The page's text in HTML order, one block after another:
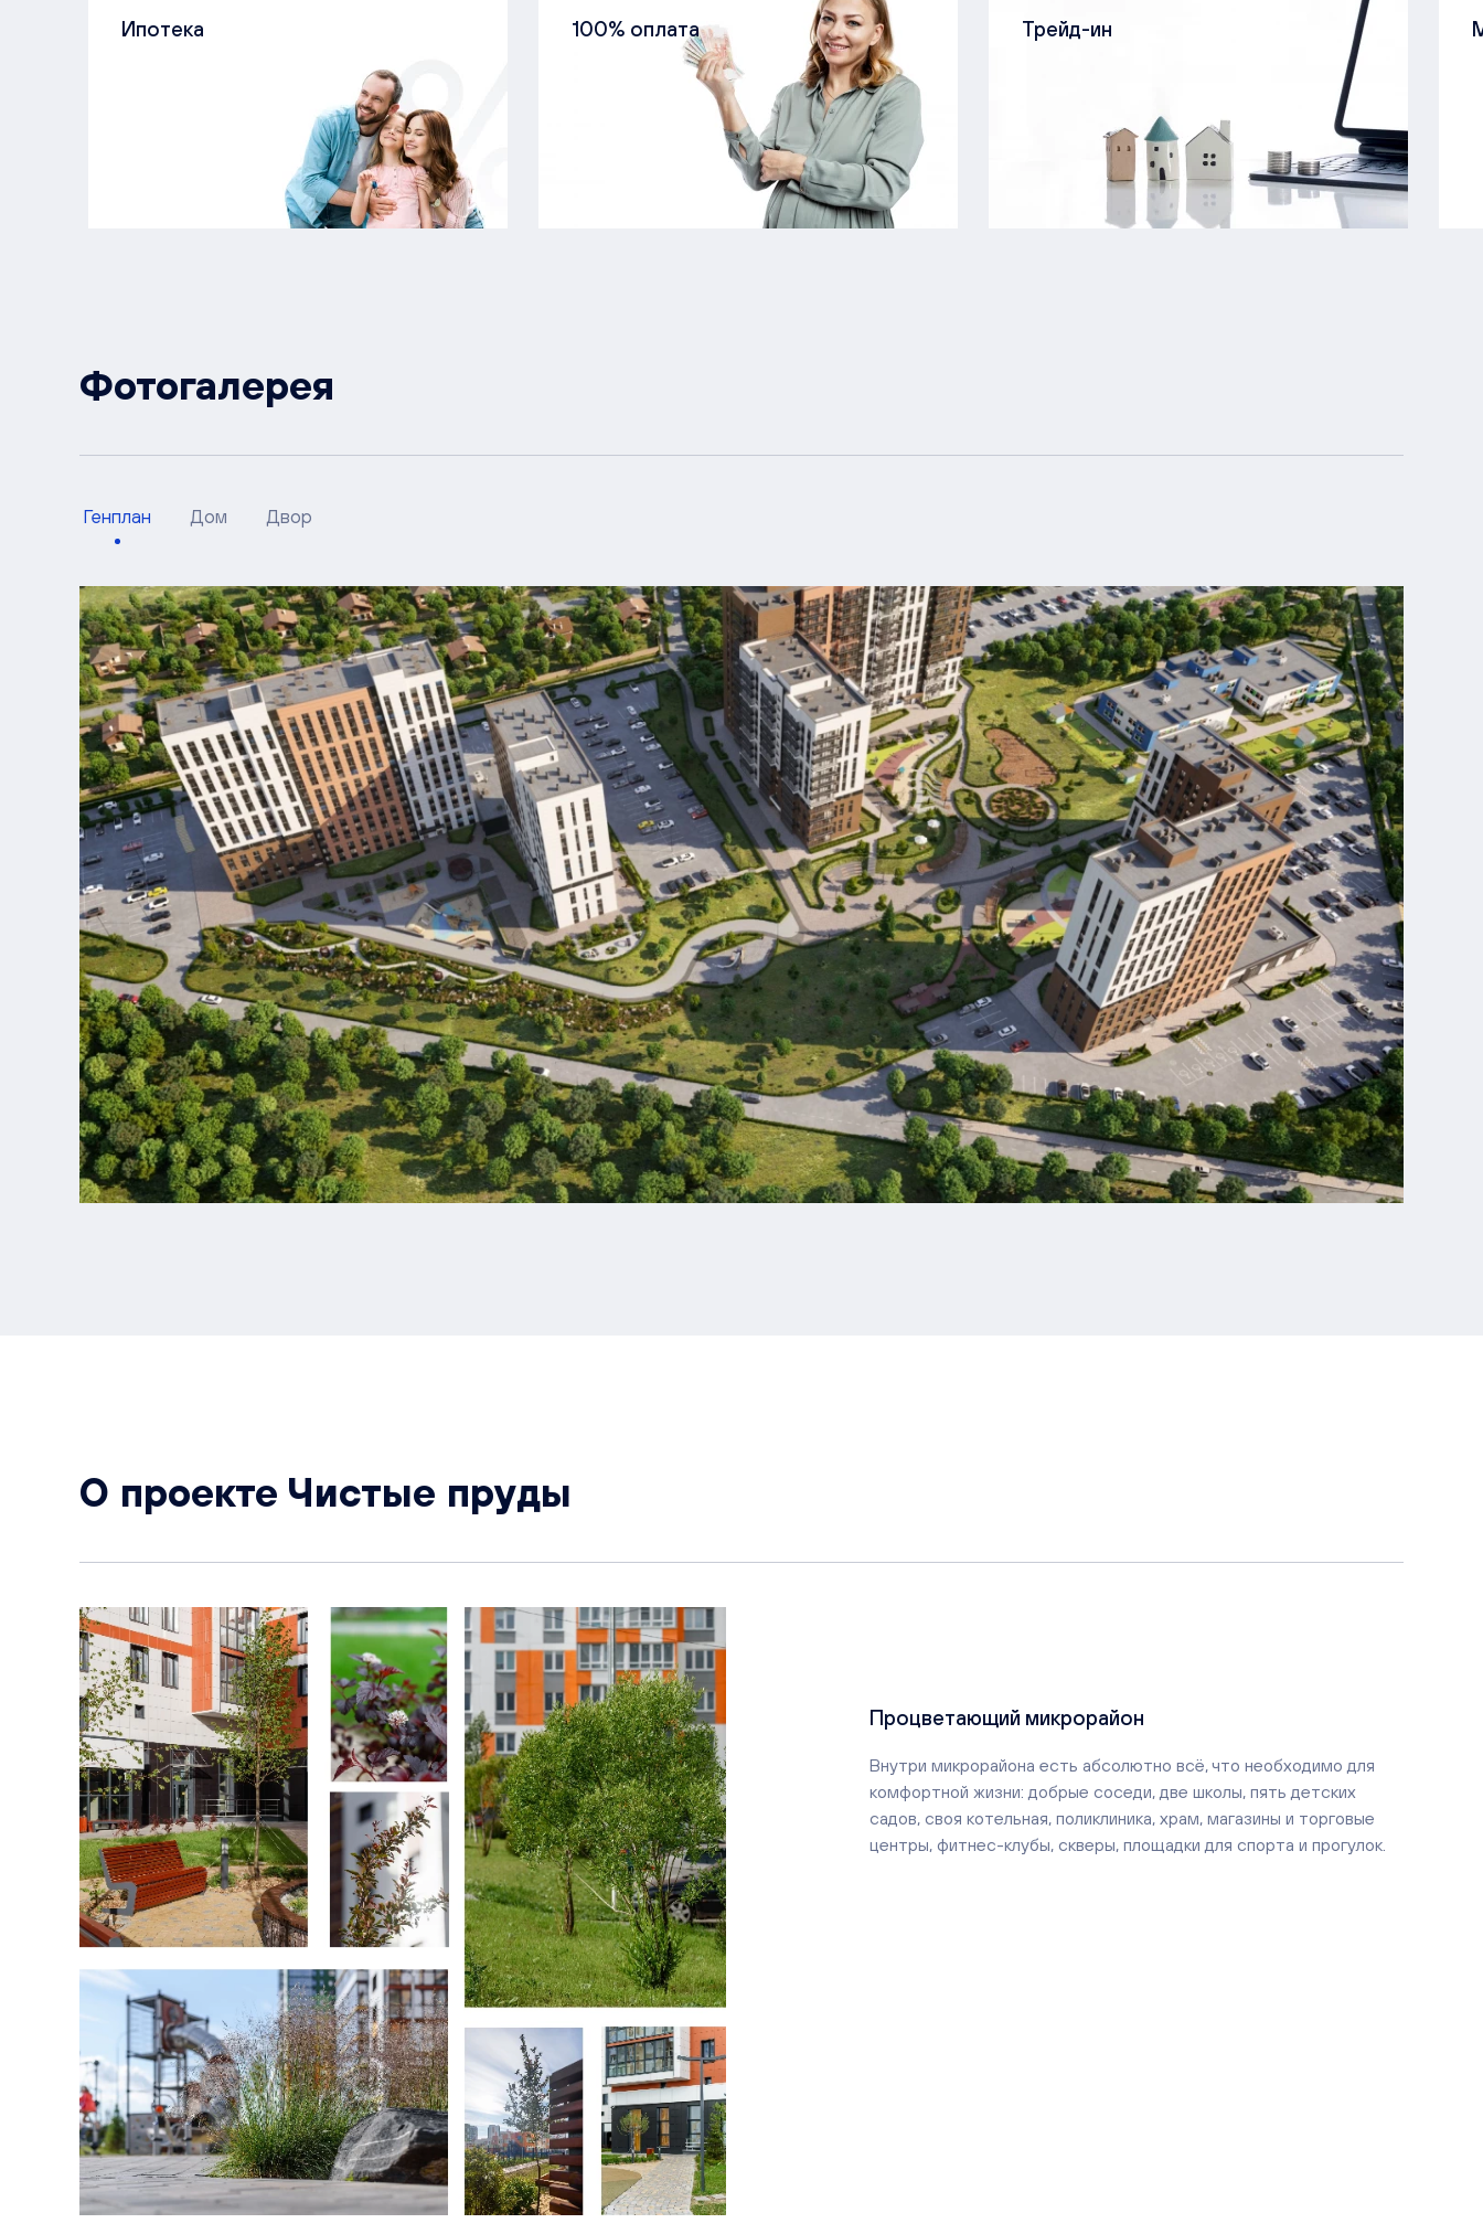
Ипотека 100% оплата Трейд-ин
Фотогалерея
Генплан Дом Двор
О проекте Чистые пруды
Процветающий микрорайон
Внутри микрорайона есть абсолютно всё, что необходимо для
комфортной жизни: добрые соседи, две школы, пять детских
садов, своя котельная, поликлиника, храм, магазины и торговые
центры, фитнес-клубы, скверы, площадки для спорта и прогулок.